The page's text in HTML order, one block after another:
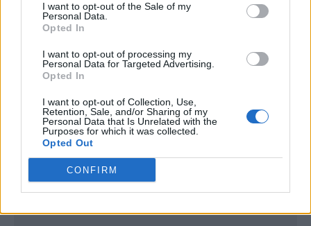
I want to opt-out of the Sale of my
Personal Data.
Opted In
I want to opt-out of processing my
Personal Data for Targeted Advertising.
Opted In
I want to opt-out of Collection, Use,
Retention, Sale, and/or Sharing of my
Personal Data that Is Unrelated with the
Purposes for which it was collected.
Opted Out
CONFIRM
Publicidad